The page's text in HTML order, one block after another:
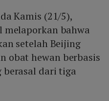
Kamis (21/5),
melaporkan bahwa
setelah Beijing
obat hewan berbasis
berasal dari tiga